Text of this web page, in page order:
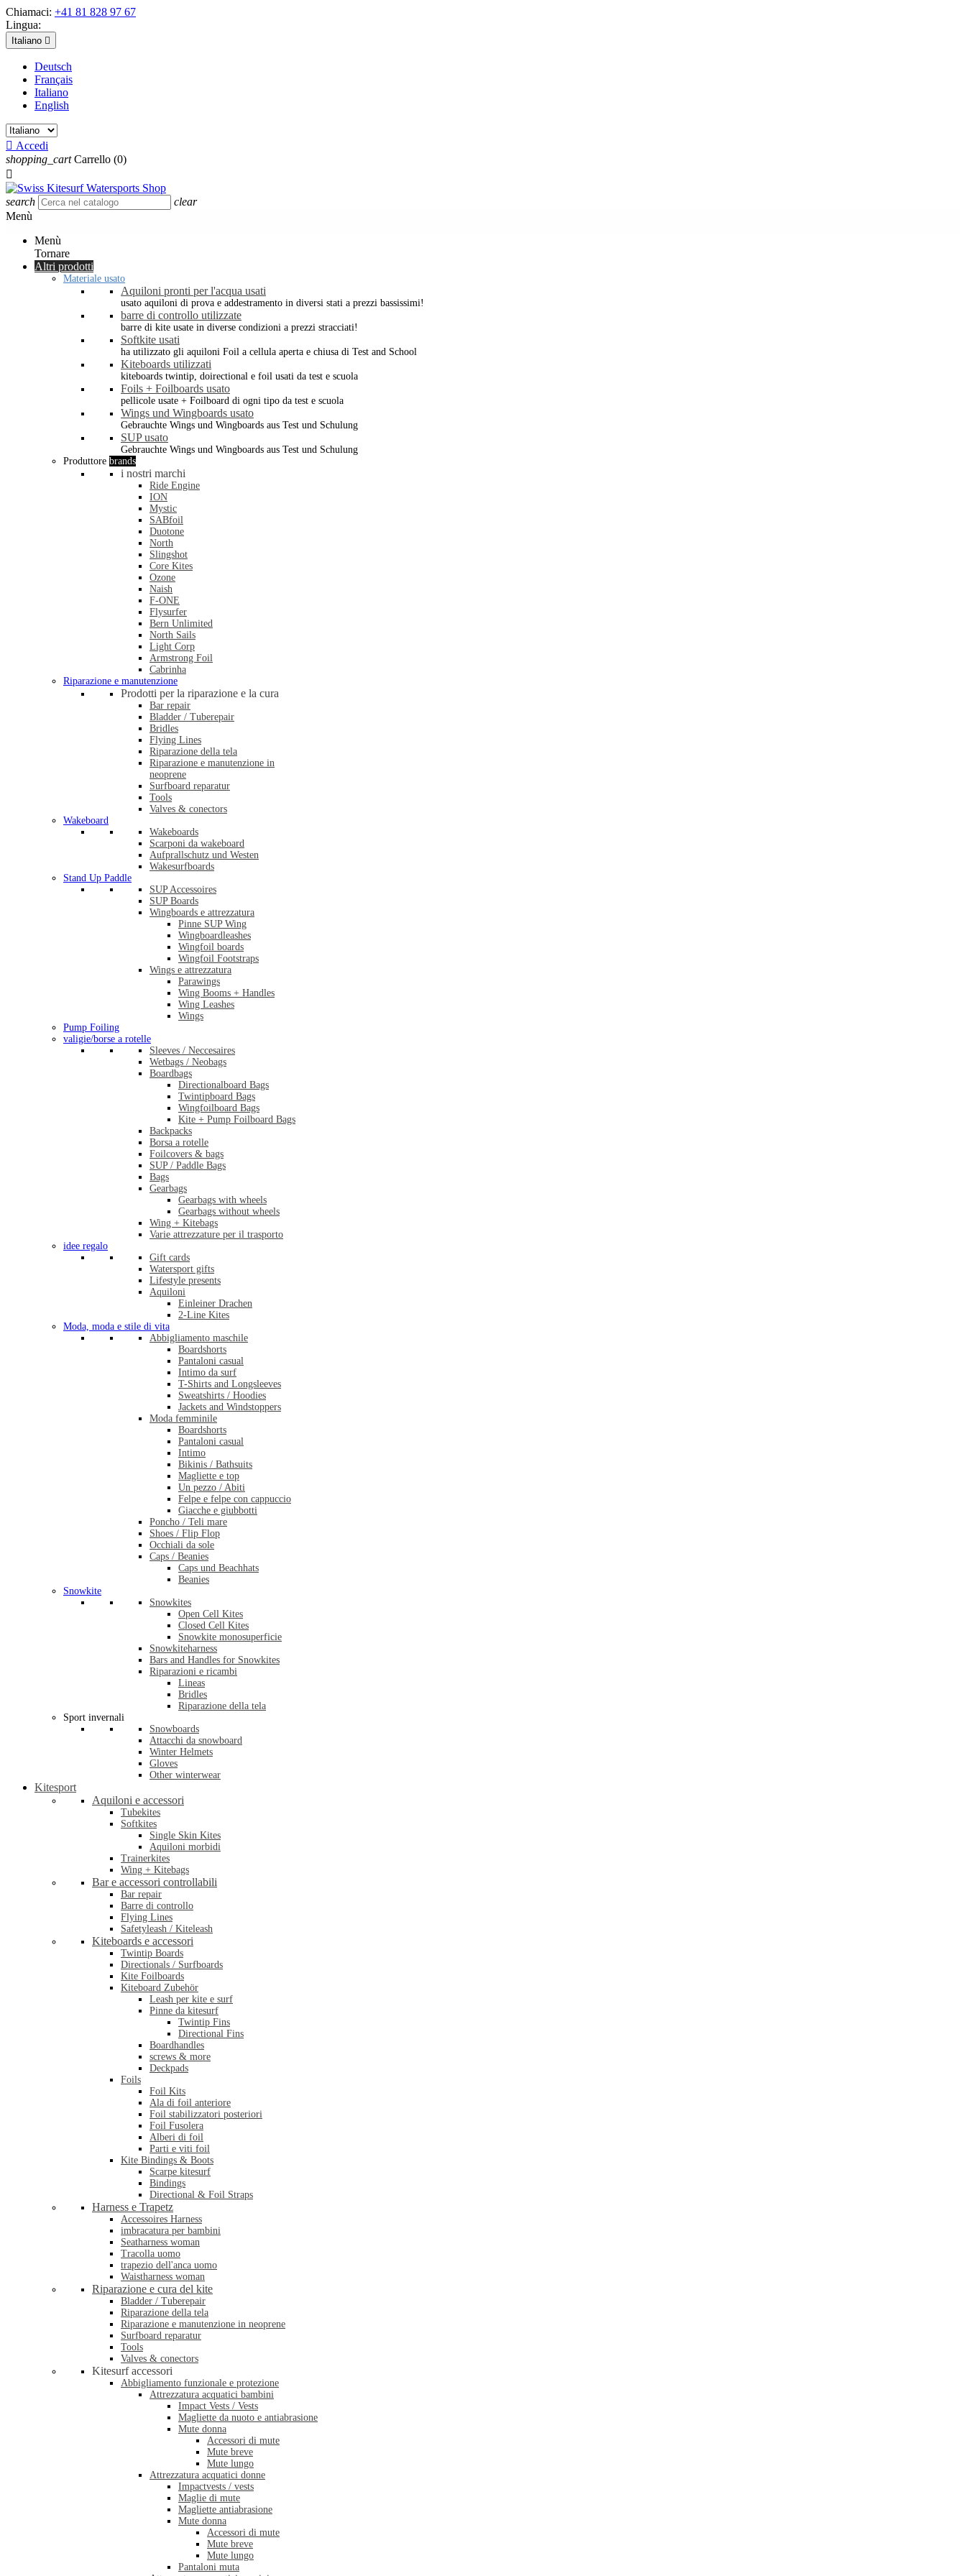
Chiamaci: +41 81 828 97 67
Lingua:
Italiano 
Deutsch
Français
Italiano
English
 Accedi
shopping_cart Carrello (0)

search
clear
Menù
Menù
Tornare
Altri prodotti
Materiale usato
Aquiloni pronti per l'acqua usati
usato aquiloni di prova e addestramento in diversi stati a prezzi bassissimi!
barre di controllo utilizzate
barre di kite usate in diverse condizioni a prezzi stracciati!
Softkite usati
ha utilizzato gli aquiloni Foil a cellula aperta e chiusa di Test and School
Kiteboards utilizzati
kiteboards twintip, doirectional e foil usati da test e scuola
Foils + Foilboards usato
pellicole usate + Foilboard di ogni tipo da test e scuola
Wings und Wingboards usato
Gebrauchte Wings und Wingboards aus Test und Schulung
SUP usato
Gebrauchte Wings und Wingboards aus Test und Schulung
Produttore brands
i nostri marchi
Ride Engine
ION
Mystic
SABfoil
Duotone
North
Slingshot
Core Kites
Ozone
Naish
F-ONE
Flysurfer
Bern Unlimited
North Sails
Light Corp
Armstrong Foil
Cabrinha
Riparazione e manutenzione
Prodotti per la riparazione e la cura
Bar repair
Bladder / Tuberepair
Bridles
Flying Lines
Riparazione della tela
Riparazione e manutenzione in
neoprene
Surfboard reparatur
Tools
Valves & conectors
Wakeboard
Wakeboards
Scarponi da wakeboard
Aufprallschutz und Westen
Wakesurfboards
Stand Up Paddle
SUP Accessoires
SUP Boards
Wingboards e attrezzatura
Pinne SUP Wing
Wingboardleashes
Wingfoil boards
Wingfoil Footstraps
Wings e attrezzatura
Parawings
Wing Booms + Handles
Wing Leashes
Wings
Pump Foiling
valigie/borse a rotelle
Sleeves / Neccesaires
Wetbags / Neobags
Boardbags
Directionalboard Bags
Twintipboard Bags
Wingfoilboard Bags
Kite + Pump Foilboard Bags
Backpacks
Borsa a rotelle
Foilcovers & bags
SUP / Paddle Bags
Bags
Gearbags
Gearbags with wheels
Gearbags without wheels
Wing + Kitebags
Varie attrezzature per il trasporto
idee regalo
Gift cards
Watersport gifts
Lifestyle presents
Aquiloni
Einleiner Drachen
2-Line Kites
Moda, moda e stile di vita
Abbigliamento maschile
Boardshorts
Pantaloni casual
Intimo da surf
T-Shirts and Longsleeves
Sweatshirts / Hoodies
Jackets and Windstoppers
Moda femminile
Boardshorts
Pantaloni casual
Intimo
Bikinis / Bathsuits
Magliette e top
Un pezzo / Abiti
Felpe e felpe con cappuccio
Giacche e giubbotti
Poncho / Teli mare
Shoes / Flip Flop
Occhiali da sole
Caps / Beanies
Caps und Beachhats
Beanies
Snowkite
Snowkites
Open Cell Kites
Closed Cell Kites
Snowkite monosuperficie
Snowkiteharness
Bars and Handles for Snowkites
Riparazioni e ricambi
Lineas
Bridles
Riparazione della tela
Sport invernali
Snowboards
Attacchi da snowboard
Winter Helmets
Gloves
Other winterwear
Kitesport
Aquiloni e accessori
Tubekites
Softkites
Single Skin Kites
Aquiloni morbidi
Trainerkites
Wing + Kitebags
Bar e accessori controllabili
Bar repair
Barre di controllo
Flying Lines
Safetyleash / Kiteleash
Kiteboards e accessori
Twintip Boards
Directionals / Surfboards
Kite Foilboards
Kiteboard Zubehör
Leash per kite e surf
Pinne da kitesurf
Twintip Fins
Directional Fins
Boardhandles
screws & more
Deckpads
Foils
Foil Kits
Ala di foil anteriore
Foil stabilizzatori posteriori
Foil Fusolera
Alberi di foil
Parti e viti foil
Kite Bindings & Boots
Scarpe kitesurf
Bindings
Directional & Foil Straps
Harness e Trapetz
Accessoires Harness
imbracatura per bambini
Seatharness woman
Tracolla uomo
trapezio dell'anca uomo
Waistharness woman
Riparazione e cura del kite
Bladder / Tuberepair
Riparazione della tela
Riparazione e manutenzione in neoprene
Surfboard reparatur
Tools
Valves & conectors
Kitesurf accessori
Abbigliamento funzionale e protezione
Attrezzatura acquatici bambini
Impact Vests / Vests
Magliette da nuoto e antiabrasione
Mute donna
Accessori di mute
Mute breve
Mute lungo
Attrezzatura acquatici donne
Impactvests / vests
Maglie di mute
Magliette antiabrasione
Mute donna
Accessori di mute
Mute breve
Mute lungo
Pantaloni muta